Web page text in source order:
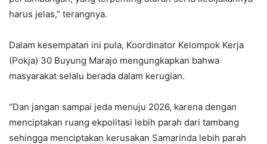
harus jelas,” terangnya.
Dalam kesempatan ini pula, Koordinator Kelompok Kerja
(Pokja) 30 Buyung Marajo mengungkapkan bahwa
masyarakat selalu berada dalam kerugian.
“Dan jangan sampai jeda menuju 2026, karena dengan
menciptakan ruang ekpolitasi lebih parah dari tambang
sehingga menciptakan kerusakan Samarinda lebih parah